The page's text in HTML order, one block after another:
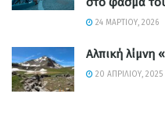
24 ΜΑΡΤΊΟΥ, 2026
Αλπική λίμνη
20 ΑΠΡΙΛΊΟΥ, 2025